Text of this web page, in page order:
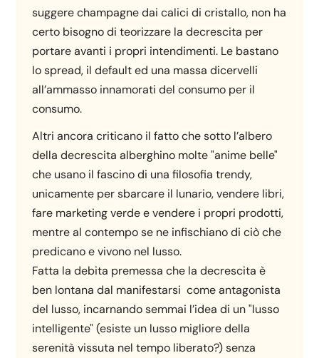
suggere champagne dai calici di cristallo, non ha
certo bisogno di teorizzare la decrescita per
portare avanti i propri intendimenti. Le bastano
lo spread, il default ed una massa dicervelli
all’ammasso innamorati del consumo per il
consumo.
Altri ancora criticano il fatto che sotto l’albero
della decrescita alberghino molte "anime belle"
che usano il fascino di una filosofia trendy,
unicamente per sbarcare il lunario, vendere libri,
fare marketing verde e vendere i propri prodotti,
mentre al contempo se ne infischiano di ciò che
predicano e vivono nel lusso.
Fatta la debita premessa che la decrescita è
ben lontana dal manifestarsi come antagonista
del lusso, incarnando semmai l’idea di un "lusso
intelligente" (esiste un lusso migliore della
serenità vissuta nel tempo liberato?) senza